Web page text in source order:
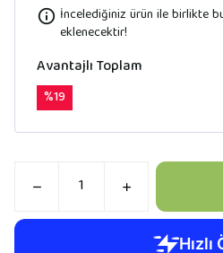
İncelediğiniz ürün ile birlikte
eklenecektir!
Avantajlı Toplam
%19